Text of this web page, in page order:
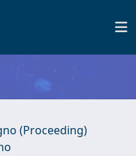
(Proceeding)